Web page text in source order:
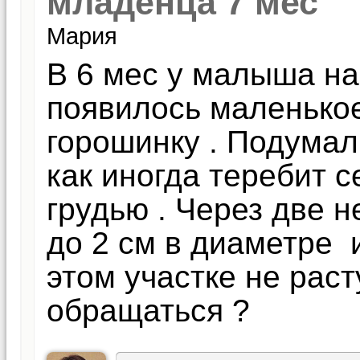
Мария
В 6 мес у малыша
появилось
горошинку .
как иногда теребит
грудью . Через две
до 2 см в диаметре
этом участке не
обращаться ?